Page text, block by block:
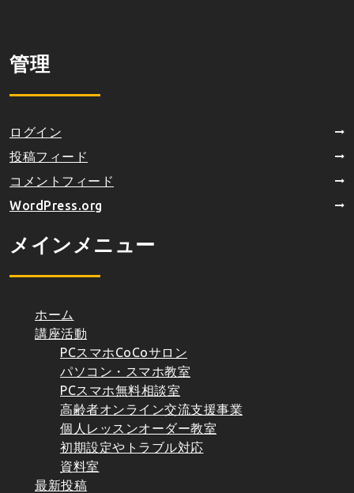
管理
ログイン
投稿フィード
コメントフィード
WordPress.org
メインメニュー
ホーム
講座活動
PCスマホCoCoサロン
パソコン・スマホ教室
PCスマホ無料相談室
高齢者オンライン交流支援事業
個人レッスンオーダー教室
初期設定やトラブル対応
資料室
最新投稿